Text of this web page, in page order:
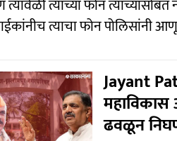
त्यावेळी त्याच्या फोन
त्याचा फोन पोलिसांनी
Jayant
ढवळून